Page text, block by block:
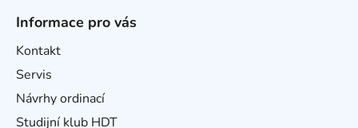
Informace pro vás
Kontakt
Servis
Návrhy ordinací
Studijní klub HDT